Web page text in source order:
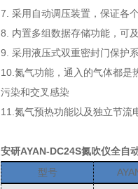
7. 采用自动调压装置，保证各
8. 内置多组数据存储功能，可
9. 采用液压式双重密封门保护
10. 氮气功能，通入的气体都是
污染和交叉感染
11. 氮气预热功能以及独立节流
安研AYAN-DC24S氮吹仪全自
型号